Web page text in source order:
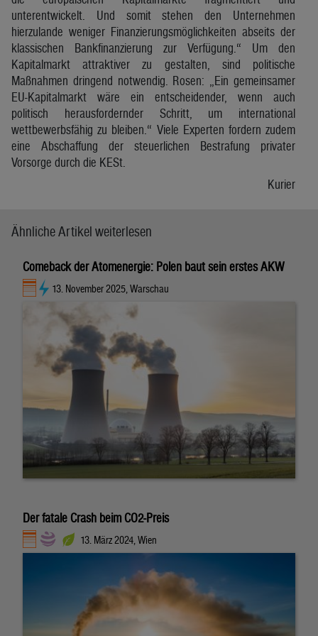
unterentwickelt. Und somit stehen den Unternehmen
hierzulande weniger Finanzierungsmöglichkeiten abseits der
klassischen Bankfinanzierung zur Verfügung.“ Um den
Kapitalmarkt attraktiver zu gestalten, sind politische
Maßnahmen dringend notwendig. Rosen: „Ein gemeinsamer
EU-Kapitalmarkt wäre ein entscheidender, wenn auch
politisch herausfordernder Schritt, um international
wettbewerbsfähig zu bleiben.“ Viele Experten fordern zudem
eine Abschaffung der steuerlichen Bestrafung privater
Vorsorge durch die KESt.
Kurier
Ähnliche Artikel weiterlesen
Comeback der Atomenergie: Polen baut sein erstes AKW
13. November 2025, Warschau
Der fatale Crash beim CO2-Preis
13. März 2024, Wien